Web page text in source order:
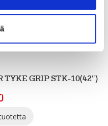
TYKE GRIP STK-10(42″)